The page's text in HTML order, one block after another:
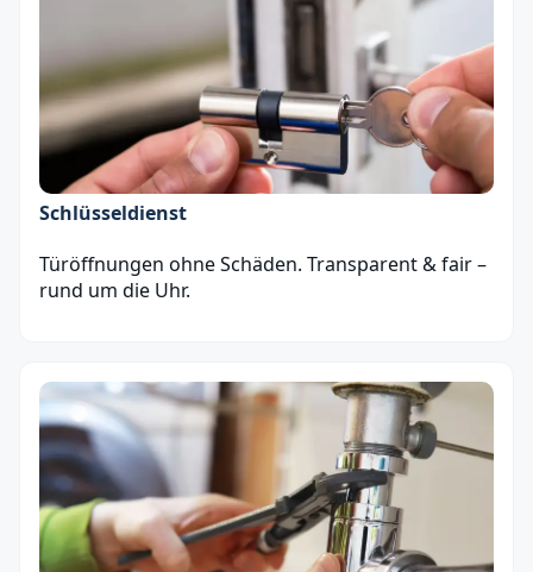
Schlüsseldienst
Türöffnungen ohne Schäden. Transparent & fair –
rund um die Uhr.